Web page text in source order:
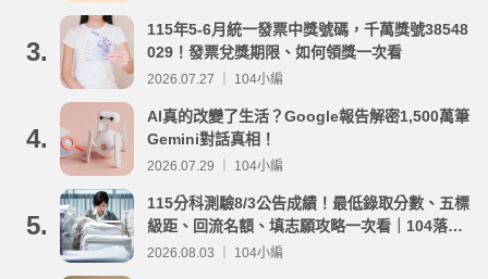
3.
115年5-6月統一發票中獎號碼，千萬獎號38548
029！發票兌獎期限、如何領獎一次看
2026.07.27 ｜ 104小編
4.
AI真的改變了生活？Google報告解密1,500萬筆
Gemini對話真相！
2026.07.29 ｜ 104小編
5.
115分科測驗8/3公告成績！最低錄取分數、五標
級距、回流名額、填志願攻略一次看｜104落點
分析
2026.08.03 ｜ 104小編